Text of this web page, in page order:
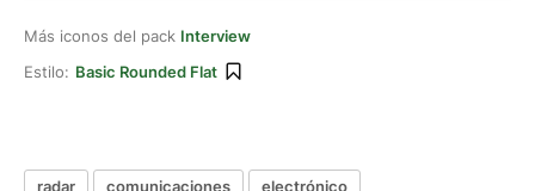
Más iconos del pack Interview
Estilo: Basic Rounded Flat
radar comunicaciones
electrónico